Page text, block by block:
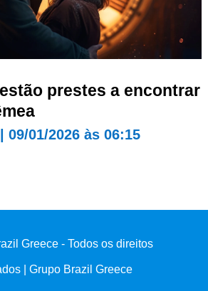
prestes a encontrar
09/01/2026 às 06:15
Greece - Todos os direitos
| Grupo Brazil Greece